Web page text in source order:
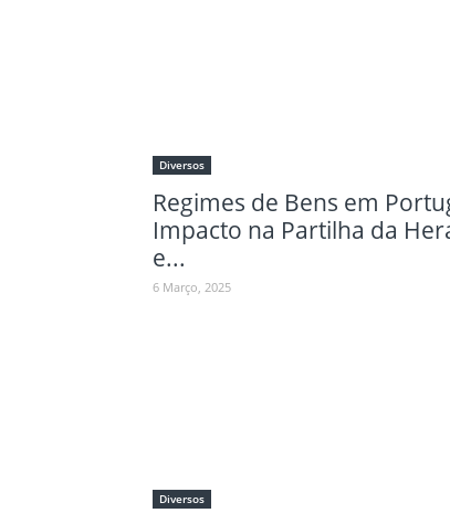
Diversos
Regimes de Bens em
Impacto na Partilha da
e...
6 Março, 2025
Diversos